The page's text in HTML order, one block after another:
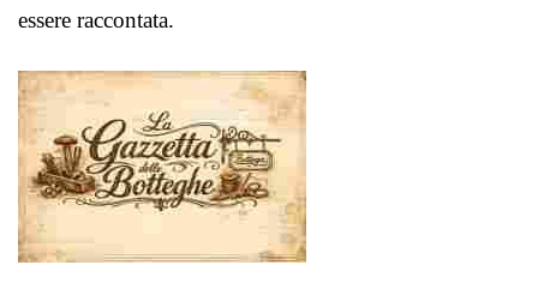
essere raccontata.